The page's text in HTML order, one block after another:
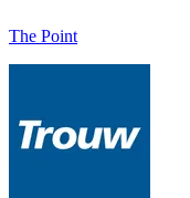
The Point